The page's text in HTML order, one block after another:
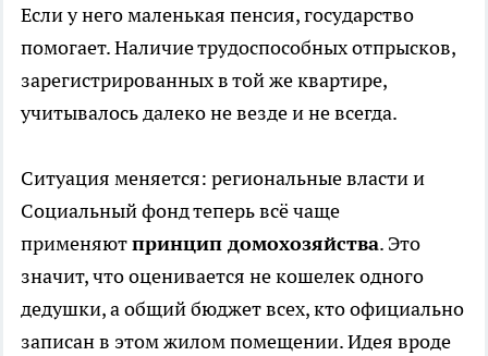
Если у него маленькая пенсия, государство
помогает. Наличие трудоспособных отпрысков,
зарегистрированных в той же квартире,
учитывалось далеко не везде и не всегда.
Ситуация меняется: региональные власти и
Социальный фонд теперь всё чаще
применяютпринцип домохозяйства. Это
значит, что оценивается не кошелек одного
дедушки, а общий бюджет всех, кто официально
записан в этом жилом помещении. Идея вроде